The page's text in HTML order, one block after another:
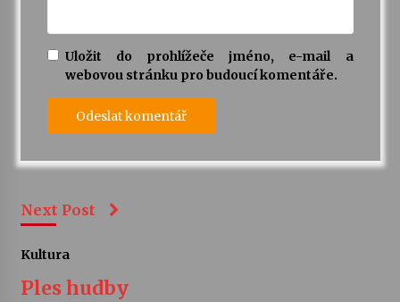
Uložit do prohlížeče jméno, e-mail a
webovou stránku pro budoucí komentáře.
Next Post
Kultura
Ples hudby